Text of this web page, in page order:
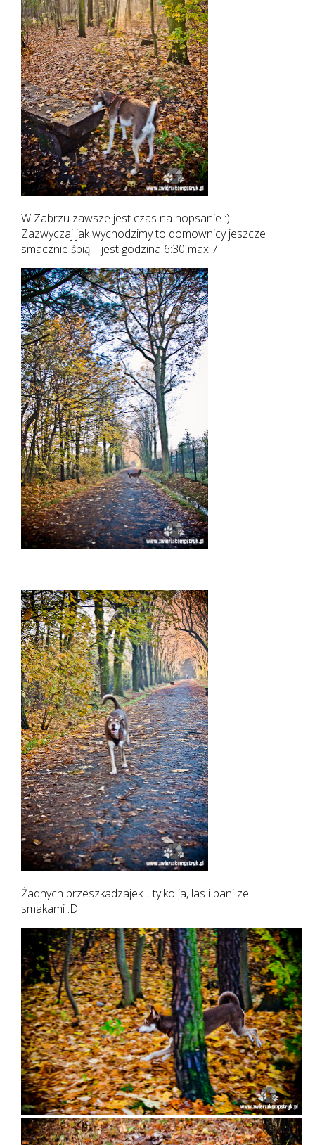
W Zabrzu zawsze jest czas na hopsanie :)
Zazwyczaj jak wychodzimy to domownicy jeszcze
smacznie śpią – jest godzina 6:30 max 7.
Żadnych przeszkadzajek .. tylko ja, las i pani ze
smakami :D